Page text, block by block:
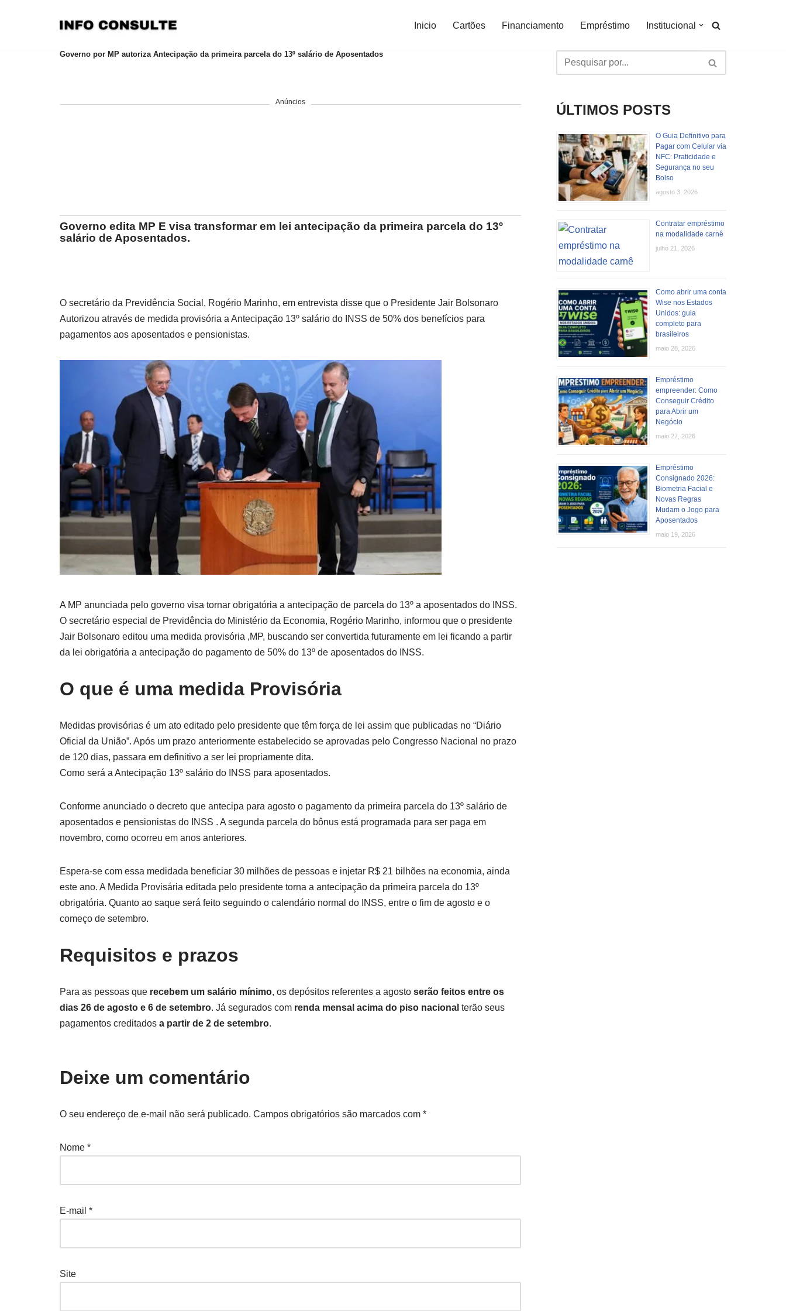
Inicio Cartões Financiamento Empréstimo Institucional
Governo por MP autoriza Antecipação da primeira parcela do 13º salário de Aposentados
Anúncios
Governo edita MP E visa transformar em lei antecipação da primeira parcela do 13º
salário de Aposentados.
O secretário da Previdência Social, Rogério Marinho, em entrevista disse que o Presidente Jair Bolsonaro
Autorizou através de medida provisória a Antecipação 13º salário do INSS de 50% dos benefícios para
pagamentos aos aposentados e pensionistas.
A MP anunciada pelo governo visa tornar obrigatória a antecipação de parcela do 13º a aposentados do INSS.
O secretário especial de Previdência do Ministério da Economia, Rogério Marinho, informou que o presidente
Jair Bolsonaro editou uma medida provisória ,MP, buscando ser convertida futuramente em lei ficando a partir
da lei obrigatória a antecipação do pagamento de 50% do 13º de aposentados do INSS.
O que é uma medida Provisória
Medidas provisórias é um ato editado pelo presidente que têm força de lei assim que publicadas no “Diário
Oficial da União”. Após um prazo anteriormente estabelecido se aprovadas pelo Congresso Nacional no prazo
de 120 dias, passara em definitivo a ser lei propriamente dita.
Como será a Antecipação 13º salário do INSS para aposentados.
Conforme anunciado o decreto que antecipa para agosto o pagamento da primeira parcela do 13º salário de
aposentados e pensionistas do INSS . A segunda parcela do bônus está programada para ser paga em
novembro, como ocorreu em anos anteriores.
Espera-se com essa medidada beneficiar 30 milhões de pessoas e injetar R$ 21 bilhões na economia, ainda
este ano. A Medida Provisária editada pelo presidente torna a antecipação da primeira parcela do 13º
obrigatória. Quanto ao saque será feito seguindo o calendário normal do INSS, entre o fim de agosto e o
começo de setembro.
Requisitos e prazos
Para as pessoas que recebem um salário mínimo, os depósitos referentes a agosto serão feitos entre os
dias 26 de agosto e 6 de setembro. Já segurados com renda mensal acima do piso nacional terão seus
pagamentos creditados a partir de 2 de setembro.
Deixe um comentário
O seu endereço de e-mail não será publicado. Campos obrigatórios são marcados com *
Nome *
E-mail *
Site
ÚLTIMOS POSTS
O Guia Definitivo para
Pagar com Celular via
NFC: Praticidade e
Segurança no seu
Bolso
agosto 3, 2026
Contratar empréstimo
na modalidade carnê
julho 21, 2026
Como abrir uma conta
Wise nos Estados
Unidos: guia
completo para
brasileiros
maio 28, 2026
Empréstimo
empreender: Como
Conseguir Crédito
para Abrir um
Negócio
maio 27, 2026
Empréstimo
Consignado 2026:
Biometria Facial e
Novas Regras
Mudam o Jogo para
Aposentados
maio 19, 2026